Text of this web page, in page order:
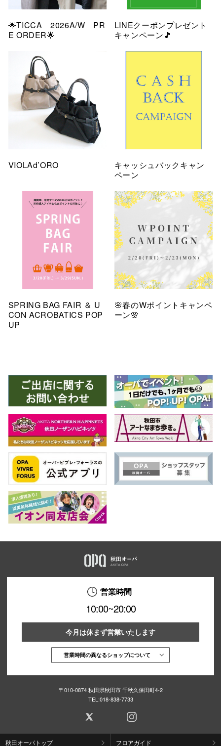
🌟TICCA 2026A/W PR
E ORDER🌟
LINEクーポンプレゼント
キャンペーン🎵
VIOLAd’ORO
キャッシュバックキャン
ペーン
SPRING BAG FAIR ＆ U
CON ACROBATICS POP
UP
🌸春のWポイントキャンペ
ーン🌸
営業時間
10:00~20:00
今月は休まず営業いたします
営業時間の異なるショップについて
〒010-0874 秋田県秋田市 千秋久保田町4-2
TEL:018-838-7733
秋田オーパトップ フロアガイド